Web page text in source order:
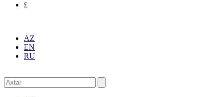
£
AZ
EN
RU